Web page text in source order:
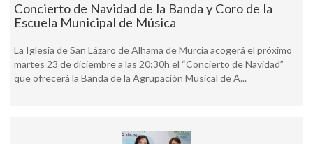
Concierto de Navidad de la Banda y Coro de la
Escuela Municipal de Música
La Iglesia de San Lázaro de Alhama de Murcia acogerá el próximo
martes 23 de diciembre a las 20:30h el “Concierto de Navidad”
que ofrecerá la Banda de la Agrupación Musical de A...